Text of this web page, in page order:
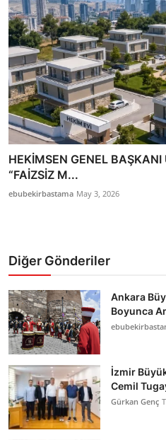
HEKİMSEN GENEL
“FAİZSİZ M...
ebubekirbastama May 3, 2026
Diğer Gönderiler
Ankara
Boyunca
İzmir
Cemil
Gürkan Genç